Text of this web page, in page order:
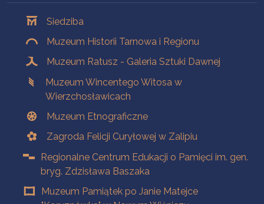
Siedziba
Muzeum Historii Tarnowa i Regionu
Muzeum Ratusz - Galeria Sztuki Dawnej
Muzeum Wincentego Witosa w
Wierzchosławicach
Muzeum Etnograficzne
Zagroda Felicji Curyłowej w Zalipiu
Regionalne Centrum Edukacji o Pamięci im. gen.
bryg. Zdzisława Baszaka
Muzeum Pamiątek po Janie Matejce